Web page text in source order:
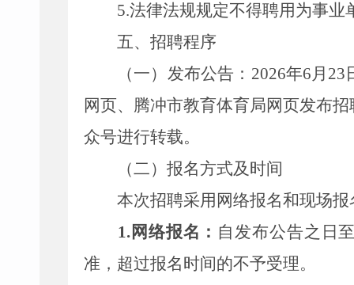
5.法律法规规定不得聘用为事业
五、招聘程序
（一）发布公告： 2026年6月 23
网页、 腾冲市教育体育局网页发布
众号进行转载。
（二）报名方式及时间
本次招聘采用网络报名和现场
1. 网络报名： 自发布公告之 日
准，超过报名时间的不予受理。